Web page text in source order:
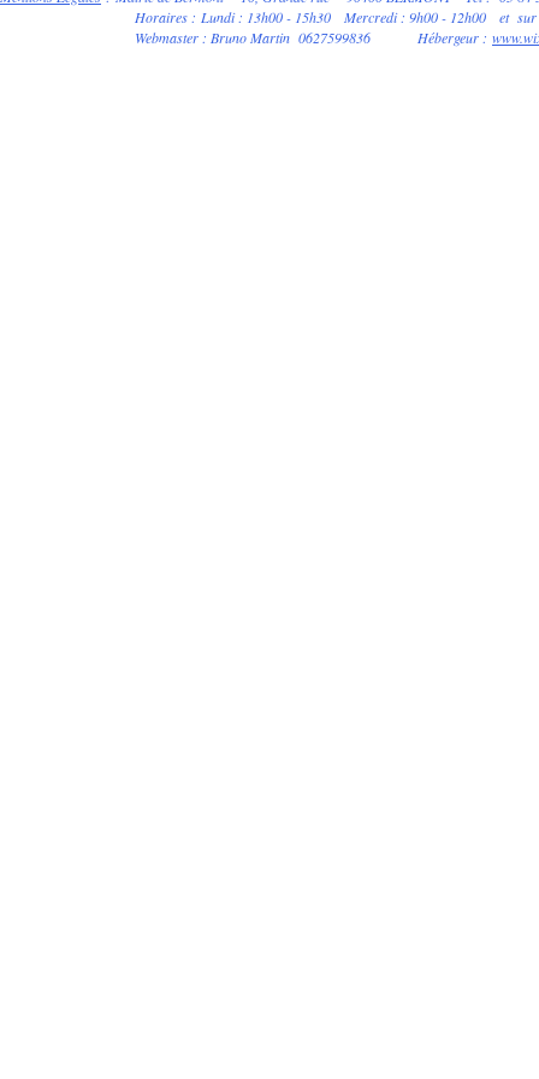
Horaires : Lundi : 13h00 - 15h30 Mercredi : 9h00 - 12h00 et sur
Webmaster : Bruno Martin 0627599836 Hébergeur :